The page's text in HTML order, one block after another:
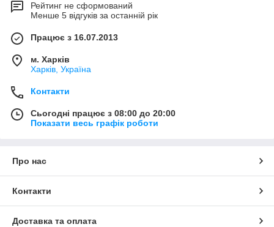
Рейтинг не сформований
Менше 5 відгуків за останній рік
Працює з 16.07.2013
м. Харків
Харків, Україна
Контакти
Сьогодні працює з 08:00 до 20:00
Показати весь графік роботи
Про нас
Контакти
Доставка та оплата